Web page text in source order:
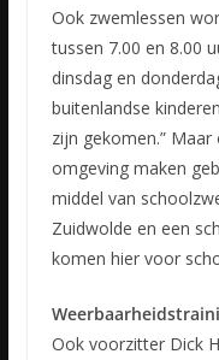
Ook zwemlessen
tussen 7.00 en 8.00
dinsdag en
buitenlandse
zijn gekomen.”
omgeving maken
middel van
Zuidwolde en een
komen hier voor
Ook voorzitter Dick